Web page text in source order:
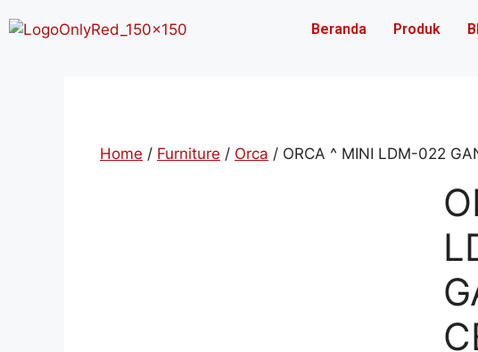
Beranda Produk
Home / Furniture / Orca / ORCA ^ MINI LDM-022